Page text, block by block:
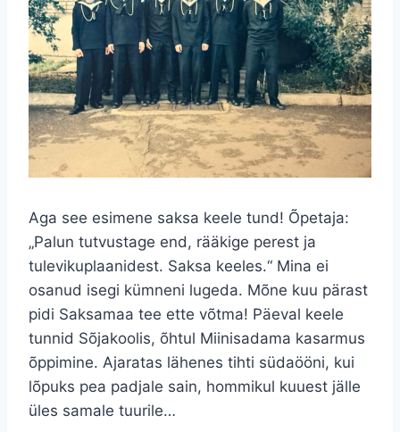
Aga see esimene saksa keele tund! Õpetaja:
„Palun tutvustage end, rääkige perest ja
tulevikuplaanidest. Saksa keeles.“ Mina ei
osanud isegi kümneni lugeda. Mõne kuu pärast
pidi Saksamaa tee ette võtma! Päeval keele
tunnid Sõjakoolis, õhtul Miinisadama kasarmus
õppimine. Ajaratas lähenes tihti südaööni, kui
lõpuks pea padjale sain, hommikul kuuest jälle
üles samale tuurile…